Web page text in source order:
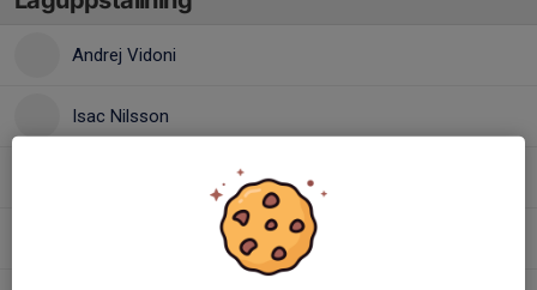
Andrej Vidoni
Isac Nilsson